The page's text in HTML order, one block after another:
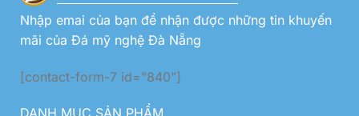
Nhập emai của bạn để nhận được những tin khuyến
mãi của Đá mỹ nghệ Đà Nẵng
[contact-form-7 id="840"]